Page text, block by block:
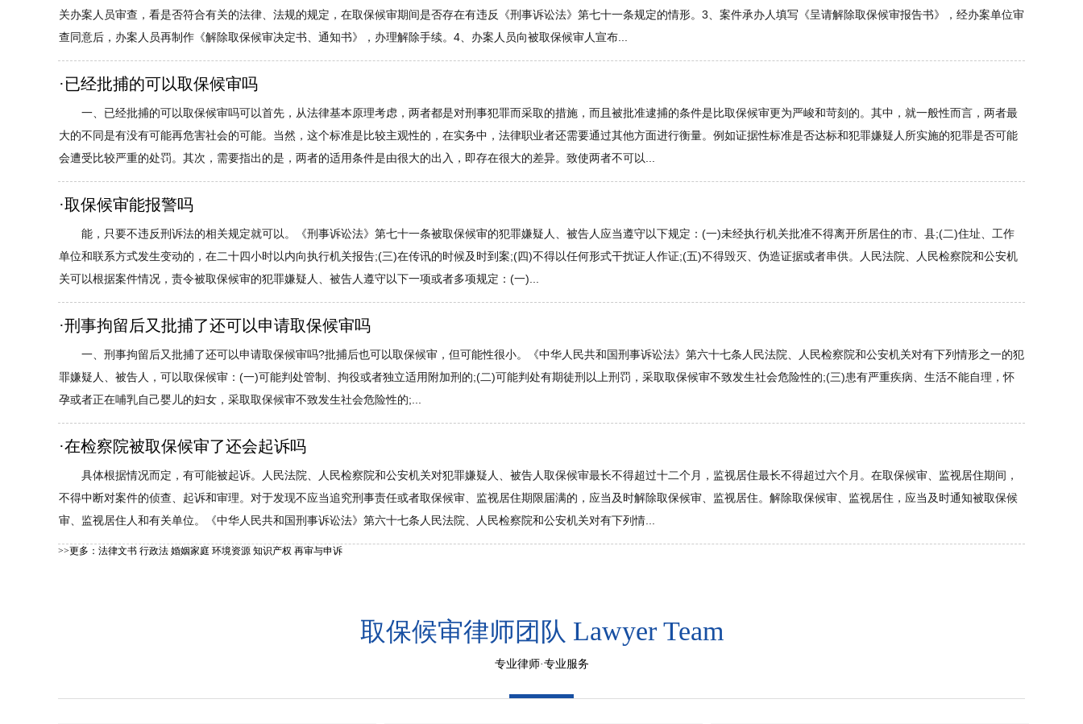
关办案人员审查，看是否符合有关的法律、法规的规定，在取保候审期间是否存在有违反《刑事诉讼法》第七十一条规定的情形。3、案件承办人填写《呈请解除取保候审报告书》，经办案单位审
查同意后，办案人员再制作《解除取保候审决定书、通知书》，办理解除手续。4、办案人员向被取保候审人宣布...
·已经批捕的可以取保候审吗
一、已经批捕的可以取保候审吗可以首先，从法律基本原理考虑，两者都是对刑事犯罪而采取的措施，而且被批准逮捕的条件是比取保候审更为严峻和苛刻的。其中，就一般性而言，两者最
大的不同是有没有可能再危害社会的可能。当然，这个标准是比较主观性的，在实务中，法律职业者还需要通过其他方面进行衡量。例如证据性标准是否达标和犯罪嫌疑人所实施的犯罪是否可能
会遭受比较严重的处罚。其次，需要指出的是，两者的适用条件是由很大的出入，即存在很大的差异。致使两者不可以...
·取保候审能报警吗
能，只要不违反刑诉法的相关规定就可以。《刑事诉讼法》第七十一条被取保候审的犯罪嫌疑人、被告人应当遵守以下规定：(一)未经执行机关批准不得离开所居住的市、县;(二)住址、工作
单位和联系方式发生变动的，在二十四小时以内向执行机关报告;(三)在传讯的时候及时到案;(四)不得以任何形式干扰证人作证;(五)不得毁灭、伪造证据或者串供。人民法院、人民检察院和公安机
关可以根据案件情况，责令被取保候审的犯罪嫌疑人、被告人遵守以下一项或者多项规定：(一)...
·刑事拘留后又批捕了还可以申请取保候审吗
一、刑事拘留后又批捕了还可以申请取保候审吗?批捕后也可以取保候审，但可能性很小。《中华人民共和国刑事诉讼法》第六十七条人民法院、人民检察院和公安机关对有下列情形之一的犯
罪嫌疑人、被告人，可以取保候审：(一)可能判处管制、拘役或者独立适用附加刑的;(二)可能判处有期徒刑以上刑罚，采取取保候审不致发生社会危险性的;(三)患有严重疾病、生活不能自理，怀
孕或者正在哺乳自己婴儿的妇女，采取取保候审不致发生社会危险性的;...
·在检察院被取保候审了还会起诉吗
具体根据情况而定，有可能被起诉。人民法院、人民检察院和公安机关对犯罪嫌疑人、被告人取保候审最长不得超过十二个月，监视居住最长不得超过六个月。在取保候审、监视居住期间，
不得中断对案件的侦查、起诉和审理。对于发现不应当追究刑事责任或者取保候审、监视居住期限届满的，应当及时解除取保候审、监视居住。解除取保候审、监视居住，应当及时通知被取保候
审、监视居住人和有关单位。《中华人民共和国刑事诉讼法》第六十七条人民法院、人民检察院和公安机关对有下列情...
>>更多： 法律文书 行政法 婚姻家庭 环境资源 知识产权 再审与申诉
取保候审律师团队 Lawyer Team
专业律师·专业服务